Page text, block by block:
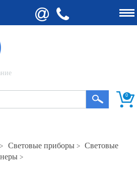
0
> Световые приборы >
Световые
>